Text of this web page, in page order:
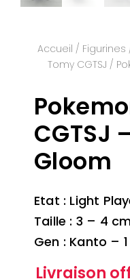
Accueil / Figurines
Tomy CGTSJ /
CGTSJ
Gloom
Etat : Light
Taille : 3 – 4
Gen : Kanto – 1
Livraison